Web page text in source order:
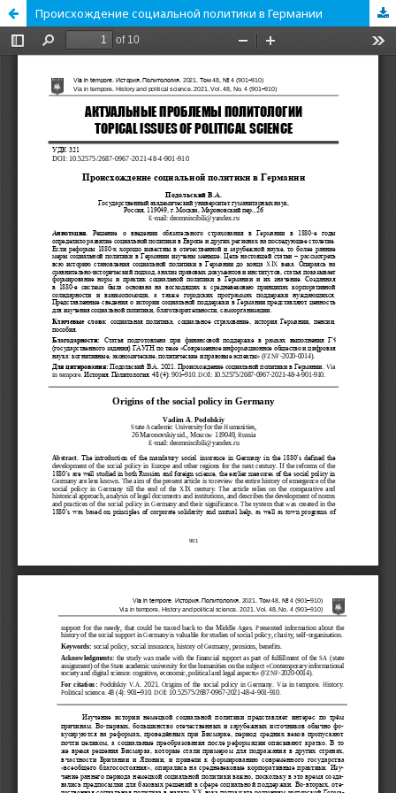
Происхождение социальной политики в Германии